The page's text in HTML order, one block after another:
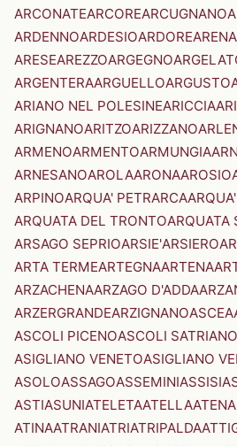
ARCONATEARCOREARCUGNANO
ARDENNOARDESIOARDOREARENA
ARESEAREZZOARGEGNO
ARGENTERAARGUELLOARGUSTO
ARIANO NEL POLESINEARICCIA
ARIGNANOARITZOARIZZANO
ARMENOARMENTOARMUNGIA
ARNESANOAROLAARONAAROSIO
ARPINOARQUA' PETRARCA
ARQUATA DEL TRONTOARQUATA
ARSAGO SEPRIOARSIE'ARSIERO
ARTA TERMEARTEGNAARTENA
ARZACHENAARZAGO D'ADDA
ARZERGRANDEARZIGNANOASCEA
ASCOLI PICENOASCOLI SATRIANO
ASIGLIANO VENETOASIGLIANO
ASOLOASSAGOASSEMINIASSISI
ASTIASUNIATELETAATELLA
ATINAATRANIATRIATRIPALDA